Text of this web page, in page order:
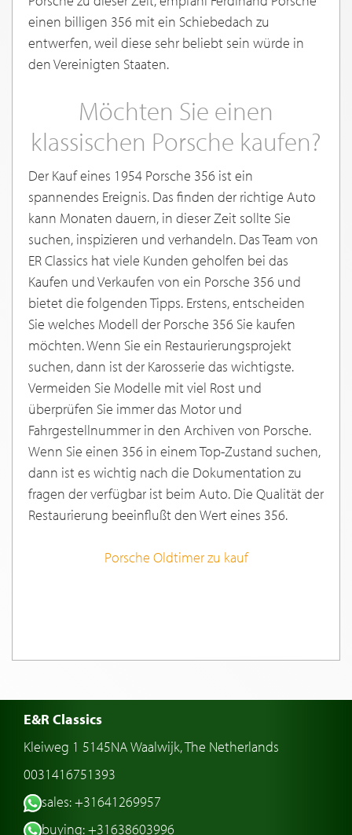
einen billigen 356 mit ein Schiebedach zu
entwerfen, weil diese sehr beliebt sein würde in
den Vereinigten Staaten.
Möchten Sie einen
klassischen Porsche kaufen?
Der Kauf eines 1954 Porsche 356 ist ein
spannendes Ereignis. Das finden der richtige Auto
kann Monaten dauern, in dieser Zeit sollte Sie
suchen, inspizieren und verhandeln. Das Team von
ER Classics hat viele Kunden geholfen bei das
Kaufen und Verkaufen von ein Porsche 356 und
bietet die folgenden Tipps. Erstens, entscheiden
Sie welches Modell der Porsche 356 Sie kaufen
möchten. Wenn Sie ein Restaurierungsprojekt
suchen, dann ist der Karosserie das wichtigste.
Vermeiden Sie Modelle mit viel Rost und
überprüfen Sie immer das Motor und
Fahrgestellnummer in den Archiven von Porsche.
Wenn Sie einen 356 in einem Top-Zustand suchen,
dann ist es wichtig nach die Dokumentation zu
fragen der verfügbar ist beim Auto. Die Qualität der
Restaurierung beeinflußt den Wert eines 356.
Porsche Oldtimer zu kauf
E&R Classics
Kleiweg 1 5145NA Waalwijk, The Netherlands
0031416751393
sales: +31641269957
buying: +31638603996